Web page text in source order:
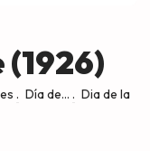
. Día de... . Dia de la